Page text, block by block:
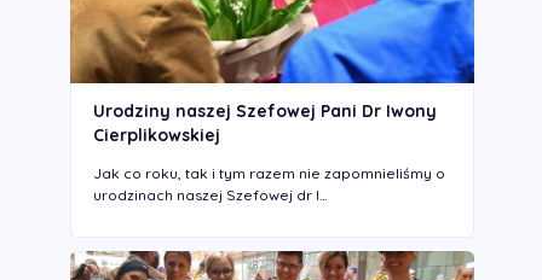
Urodziny naszej Szefowej Pani Dr Iwony
Cierplikowskiej
Jak co roku, tak i tym razem nie zapomnieliśmy o
urodzinach naszej Szefowej dr I...